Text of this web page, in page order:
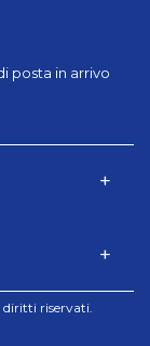
posta in arrivo
diritti riservati.